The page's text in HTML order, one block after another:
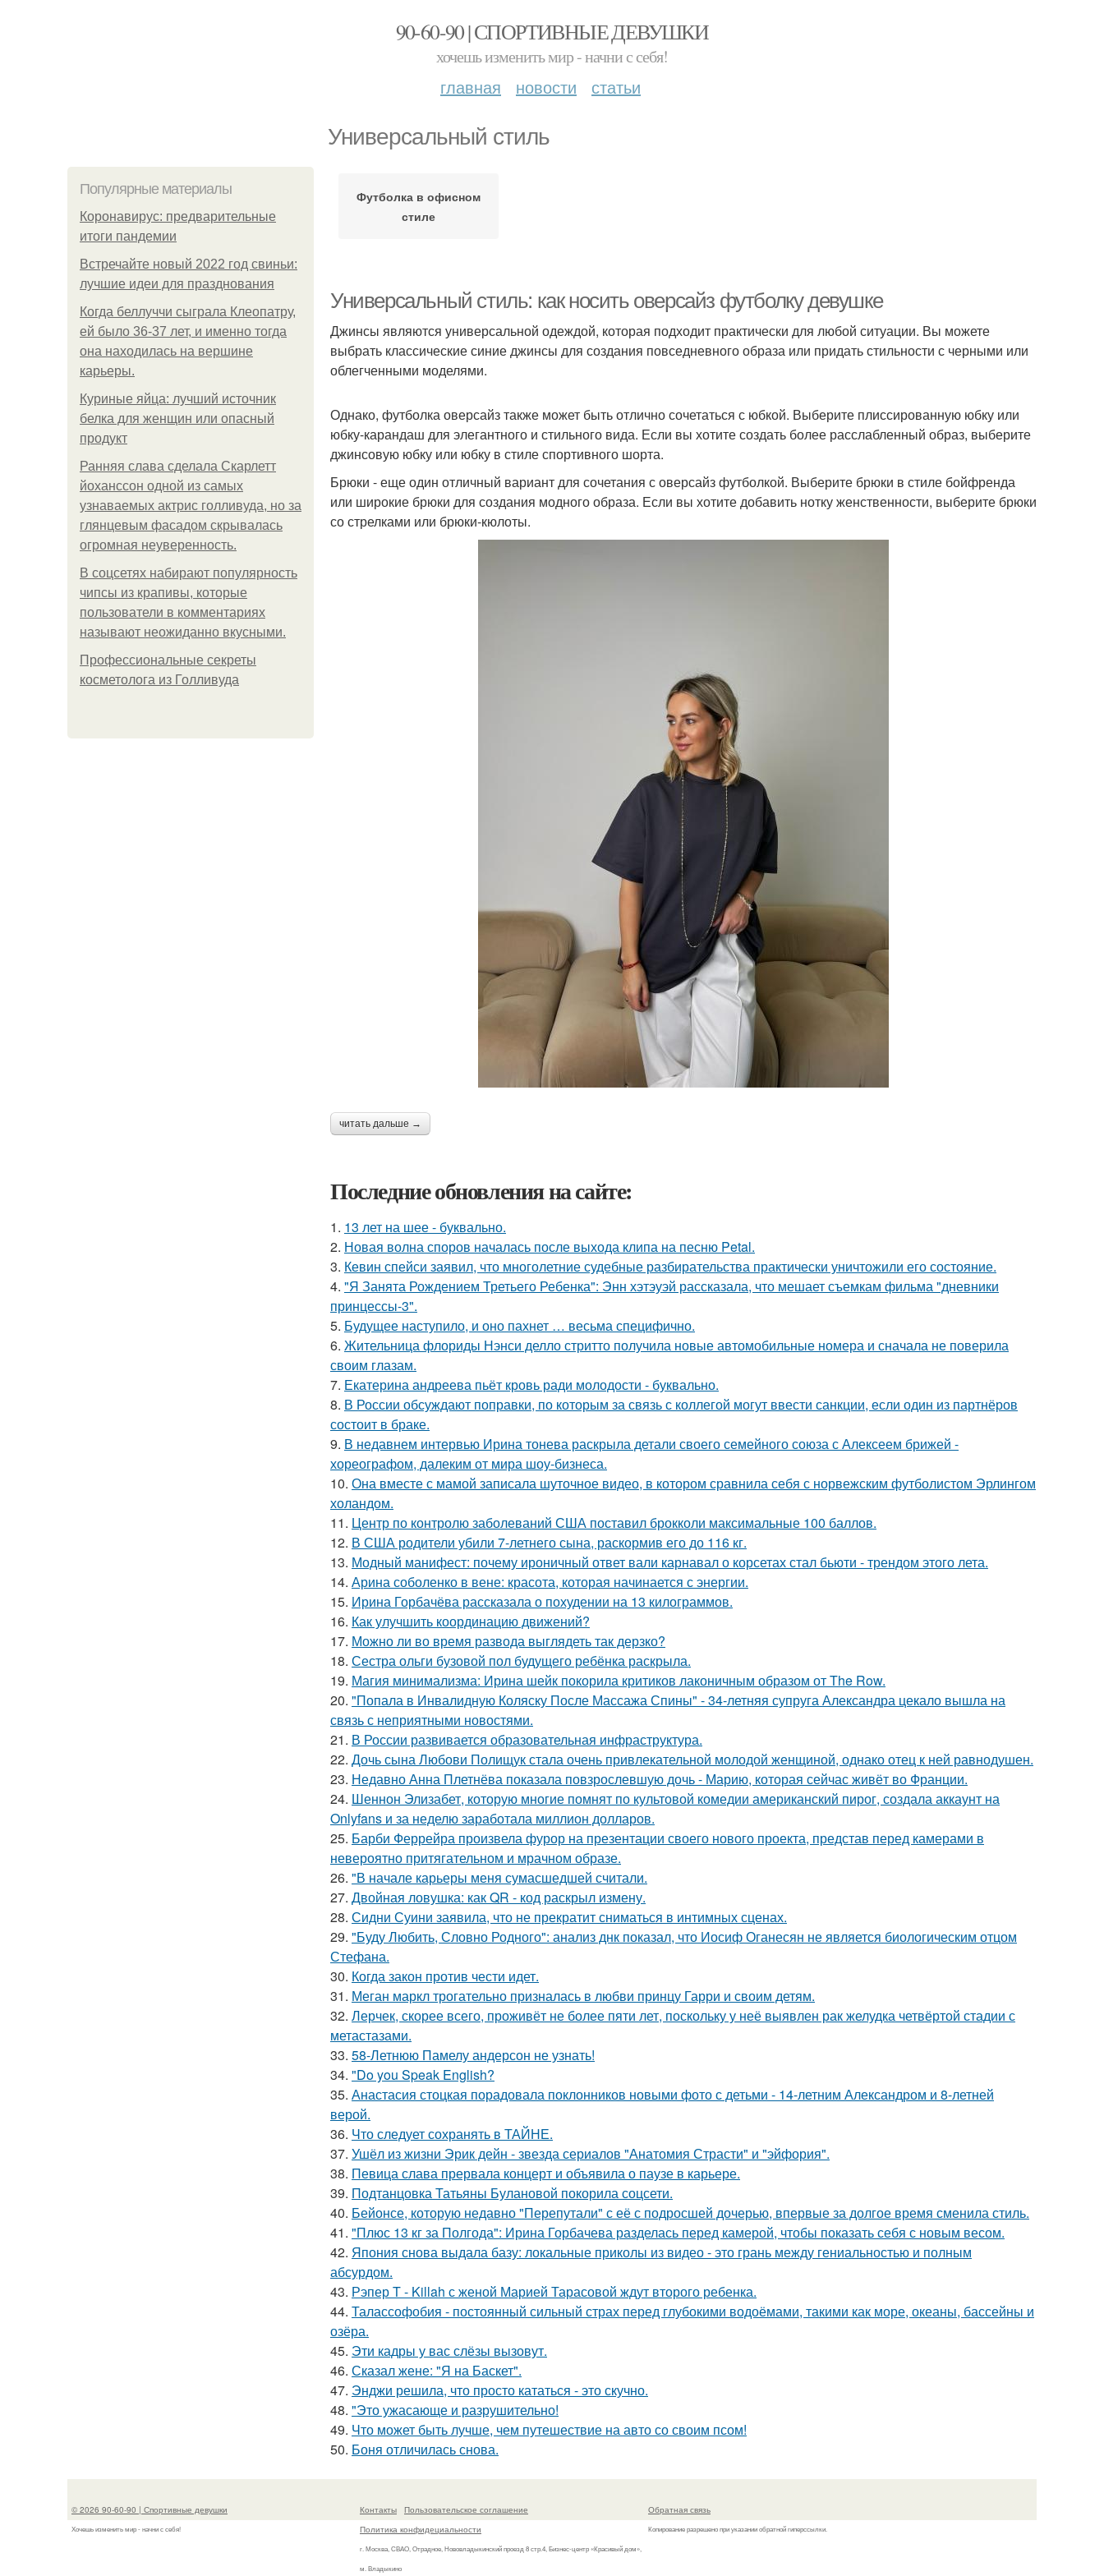
90-60-90 | СПОРТИВНЫЕ ДЕВУШКИ
хочешь изменить мир - начни с себя!
главная новости статьи
Универсальный стиль
Популярные материалы
Коронавирус: предварительные
итоги пандемии
Встречайте новый 2022 год свиньи:
лучшие идеи для празднования
Когда беллуччи сыграла Клеопатру,
ей было 36-37 лет, и именно тогда
она находилась на вершине
карьеры.
Куриные яйца: лучший источник
белка для женщин или опасный
продукт
Ранняя слава сделала Скарлетт
йоханссон одной из самых
узнаваемых актрис голливуда, но за
глянцевым фасадом скрывалась
огромная неуверенность.
В соцсетях набирают популярность
чипсы из крапивы, которые
пользователи в комментариях
называют неожиданно вкусными.
Профессиональные секреты
косметолога из Голливуда
Футболка в офисном
стиле
Универсальный стиль: как носить оверсайз футболку девушке
Джинсы являются универсальной одеждой, которая подходит практически для любой ситуации. Вы можете
выбрать классические синие джинсы для создания повседневного образа или придать стильности с черными или
облегченными моделями.
Однако, футболка оверсайз также может быть отлично сочетаться с юбкой. Выберите плиссированную юбку или
юбку-карандаш для элегантного и стильного вида. Если вы хотите создать более расслабленный образ, выберите
джинсовую юбку или юбку в стиле спортивного шорта.
Брюки - еще один отличный вариант для сочетания с оверсайз футболкой. Выберите брюки в стиле бойфренда
или широкие брюки для создания модного образа. Если вы хотите добавить нотку женственности, выберите брюки
со стрелками или брюки-кюлоты.
читать дальше →
Последние обновления на сайте:
1. 13 лет на шее - буквально.
2. Новая волна споров началась после выхода клипа на песню Petal.
3. Кевин спейси заявил, что многолетние судебные разбирательства практически уничтожили его состояние.
4. "Я Занята Рождением Третьего Ребенка": Энн хэтэуэй рассказала, что мешает съемкам фильма "дневники
принцессы-3".
5. Будущее наступило, и оно пахнет … весьма специфично.
6. Жительница флориды Нэнси делло стритто получила новые автомобильные номера и сначала не поверила
своим глазам.
7. Екатерина андреева пьёт кровь ради молодости - буквально.
8. В России обсуждают поправки, по которым за связь с коллегой могут ввести санкции, если один из партнёров
состоит в браке.
9. В недавнем интервью Ирина тонева раскрыла детали своего семейного союза с Алексеем брижей -
хореографом, далеким от мира шоу-бизнеса.
10. Она вместе с мамой записала шуточное видео, в котором сравнила себя с норвежским футболистом Эрлингом
холандом.
11. Центр по контролю заболеваний США поставил брокколи максимальные 100 баллов.
12. В США родители убили 7-летнего сына, раскормив его до 116 кг.
13. Модный манифест: почему ироничный ответ вали карнавал о корсетах стал бьюти - трендом этого лета.
14. Арина соболенко в вене: красота, которая начинается с энергии.
15. Ирина Горбачёва рассказала о похудении на 13 килограммов.
16. Как улучшить координацию движений?
17. Можно ли во время развода выглядеть так дерзко?
18. Сестра ольги бузовой пол будущего ребёнка раскрыла.
19. Магия минимализма: Ирина шейк покорила критиков лаконичным образом от The Row.
20. "Попала в Инвалидную Коляску После Массажа Спины" - 34-летняя супруга Александра цекало вышла на
связь с неприятными новостями.
21. В России развивается образовательная инфраструктура.
22. Дочь сына Любови Полищук стала очень привлекательной молодой женщиной, однако отец к ней равнодушен.
23. Недавно Анна Плетнёва показала повзрослевшую дочь - Марию, которая сейчас живёт во Франции.
24. Шеннон Элизабет, которую многие помнят по культовой комедии американский пирог, создала аккаунт на
Onlyfans и за неделю заработала миллион долларов.
25. Барби Феррейра произвела фурор на презентации своего нового проекта, представ перед камерами в
невероятно притягательном и мрачном образе.
26. "В начале карьеры меня сумасшедшей считали.
27. Двойная ловушка: как QR - код раскрыл измену.
28. Сидни Суини заявила, что не прекратит сниматься в интимных сценах.
29. "Буду Любить, Словно Родного": анализ днк показал, что Иосиф Оганесян не является биологическим отцом
Стефана.
30. Когда закон против чести идет.
31. Меган маркл трогательно призналась в любви принцу Гарри и своим детям.
32. Лерчек, скорее всего, проживёт не более пяти лет, поскольку у неё выявлен рак желудка четвёртой стадии с
метастазами.
33. 58-Летнюю Памелу андерсон не узнать!
34. "Do you Speak English?
35. Анастасия стоцкая порадовала поклонников новыми фото с детьми - 14-летним Александром и 8-летней
верой.
36. Что следует сохранять в ТАЙНЕ.
37. Ушёл из жизни Эрик дейн - звезда сериалов "Анатомия Страсти" и "эйфория".
38. Певица слава прервала концерт и объявила о паузе в карьере.
39. Подтанцовка Татьяны Булановой покорила соцсети.
40. Бейонсе, которую недавно "Перепутали" с её с подросшей дочерью, впервые за долгое время сменила стиль.
41. "Плюс 13 кг за Полгода": Ирина Горбачева разделась перед камерой, чтобы показать себя с новым весом.
42. Япония снова выдала базу: локальные приколы из видео - это грань между гениальностью и полным
абсурдом.
43. Рэпер T - Killah с женой Марией Тарасовой ждут второго ребенка.
44. Талассофобия - постоянный сильный страх перед глубокими водоёмами, такими как море, океаны, бассейны и
озёра.
45. Эти кадры у вас слёзы вызовут.
46. Сказал жене: "Я на Баскет".
47. Энджи решила, что просто кататься - это скучно.
48. "Это ужасающе и разрушительно!
49. Что может быть лучше, чем путешествие на авто со своим псом!
50. Боня отличилась снова.
© 2026 90-60-90 | Спортивные девушки
Хочешь изменить мир - начни с себя!
Контакты
Пользовательское соглашение
Политика конфидециальности
г. Москва, СВАО, Отрадное, Нововладыкинский проезд 8 стр.4, Бизнес-центр «Красивый дом»,
м. Владыкино
Обратная связь
Копирование разрешено при указании обратной гиперссылки.